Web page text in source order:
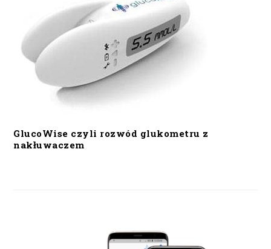
GlucoWise czyli rozwód glukometru z
nakłuwaczem